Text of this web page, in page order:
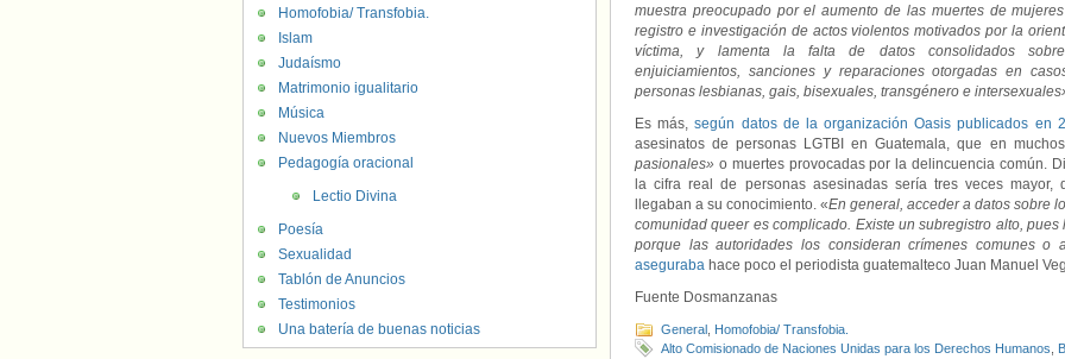
muestra preocupado por el aumento de las muertes de
registro e investigación de actos violentos motivados por la
víctima, y lamenta la falta de datos consolidados sobre
enjuiciamientos, sanciones y reparaciones otorgadas en
personas lesbianas, gais, bisexuales, transgénero e
Es más,según datos de la organización Oasis publicados en
asesinatos de personas LGTBI en Guatemala, que en
pasionales» o muertes provocadas por la delincuencia común.
la cifra real de personas asesinadas sería tres veces
llegaban a su conocimiento. «En general, acceder a datos sobre
comunidad queer es complicado. Existe un subregistro alto,
porque las autoridades los consideran crímenes comunes
aseguraba hace poco el periodista guatemalteco Juan Manuel
Fuente Dosmanzanas
General Homofobia/ Transfobia.
Alto Comisionado de Naciones Unidas para los Derechos Humanos
Homofobia/ Transfobia.
Islam
Judaísmo
Matrimonio igualitario
Música
Nuevos Miembros
Pedagogía oracional
Lectio Divina
Poesía
Sexualidad
Tablón de Anuncios
Testimonios
Una batería de buenas noticias